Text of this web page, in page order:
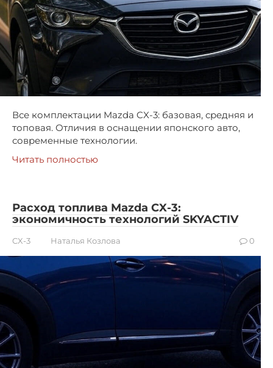
Все комплектации Mazda CX-3: базовая, средняя и
топовая. Отличия в оснащении японского авто,
современные технологии.
Читать полностью
Расход топлива Mazda CX-3:
экономичность технологий SKYACTIV
CX-3 Наталья Козлова 0